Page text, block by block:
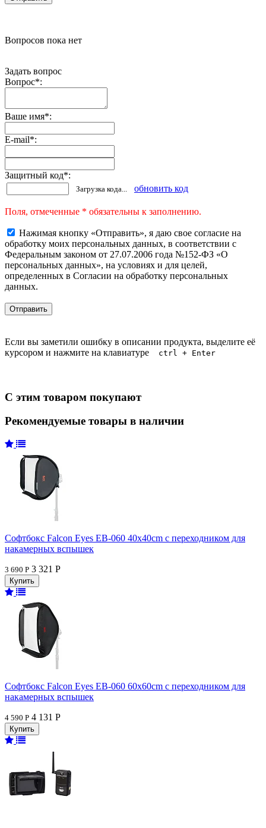
Вопросов пока нет
Задать вопрос
Вопрос*:
Ваше имя*:
E-mail*:
Защитный код*:
Загрузка кода... обновить код
Поля, отмеченные * обязательны к заполнению.
Нажимая кнопку «Отправить», я даю свое согласие на
обработку моих персональных данных, в соответствии с
Федеральным законом от 27.07.2006 года №152-ФЗ «О
персональных данных», на условиях и для целей,
определенных в Согласии на обработку персональных
данных.
Если вы заметили ошибку в описании продукта, выделите её
курсором и нажмите на клавиатуре
ctrl + Enter
С этим товаром покупают
Рекомендуемые товары в наличии
Софтбокс Falcon Eyes EB-060 40x40cm с переходником для
накамерных вспышек
3 690 Р 3 321 Р
Софтбокс Falcon Eyes EB-060 60x60cm с переходником для
накамерных вспышек
4 590 Р 4 131 Р